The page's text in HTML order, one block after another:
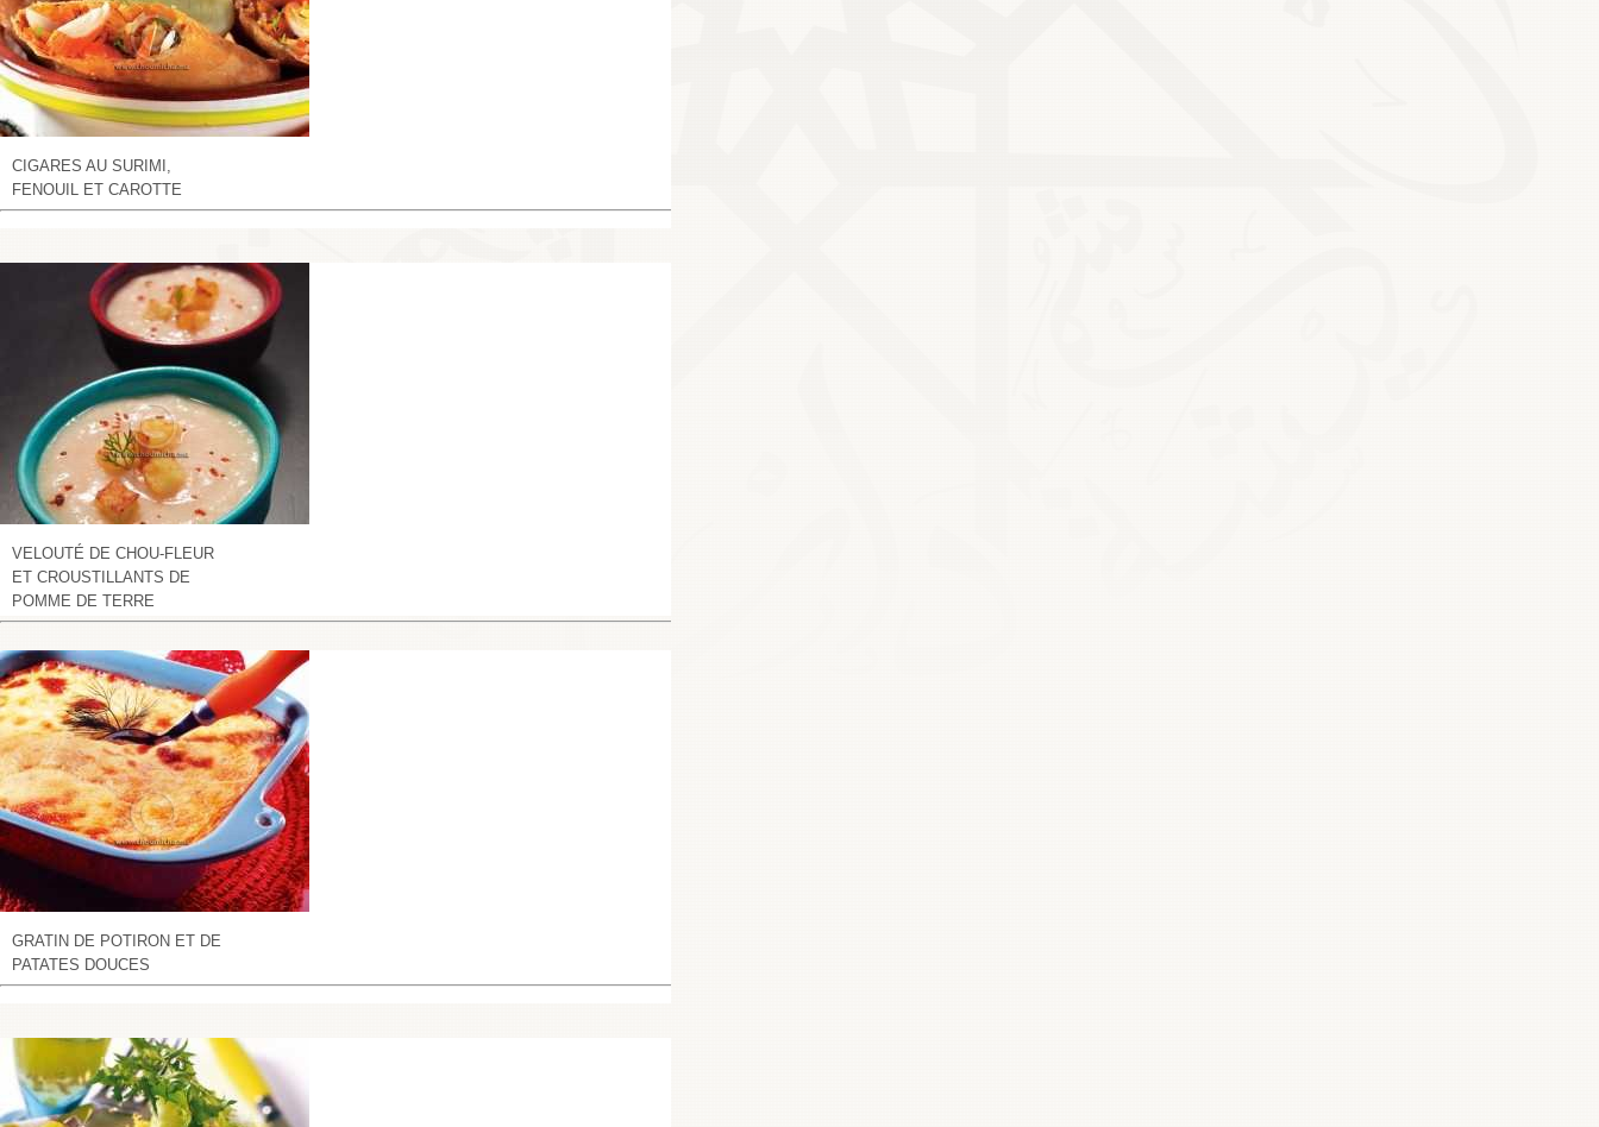
CIGARES AU SURIMI,
FENOUIL ET CAROTTE
VELOUTÉ DE CHOU-FLEUR
ET CROUSTILLANTS DE
POMME DE TERRE
GRATIN DE POTIRON ET DE
PATATES DOUCES